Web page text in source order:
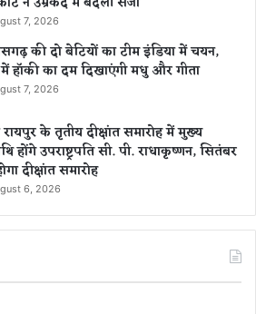
7, 2026
की दो बेटियों का टीम इंडिया में चयन,
हॉकी का दम दिखाएंगी मधु और गीता
7, 2026
के तृतीय दीक्षांत समारोह में मुख्य
होंगे उपराष्ट्रपति सी. पी. राधाकृष्णन, सितंबर
दीक्षांत समारोह
6, 2026